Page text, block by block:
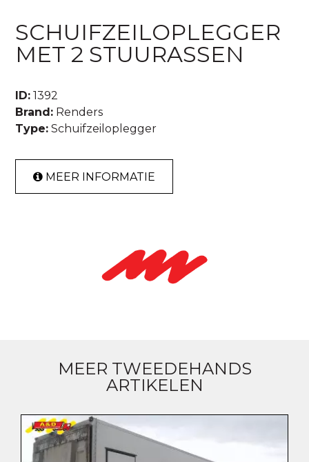
SCHUIFZEILOPLEGGER
MET 2 STUURASSEN
ID: 1392
Brand: Renders
Type: Schuifzeiloplegger
MEER INFORMATIE
MEER TWEEDEHANDS
ARTIKELEN